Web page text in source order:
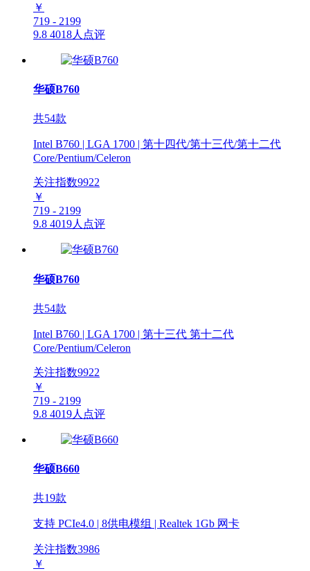
￥
719 - 2199
9.8 4018人点评
华硕B760
共54款
Intel B760 | LGA 1700 | 第十四代/第十三代/第十二代
Core/Pentium/Celeron
关注指数9922
￥
719 - 2199
9.8 4019人点评
华硕B760
共54款
Intel B760 | LGA 1700 | 第十三代 第十二代
Core/Pentium/Celeron
关注指数9922
￥
719 - 2199
9.8 4019人点评
华硕B660
共19款
支持 PCIe4.0 | 8供电模组 | Realtek 1Gb 网卡
关注指数3986
￥